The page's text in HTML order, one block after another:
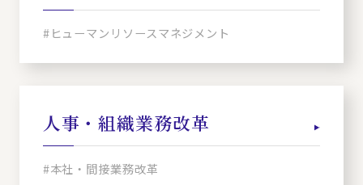
#ヒューマンリソースマネジメント
人事・組織業務改革
#本社・間接業務改革